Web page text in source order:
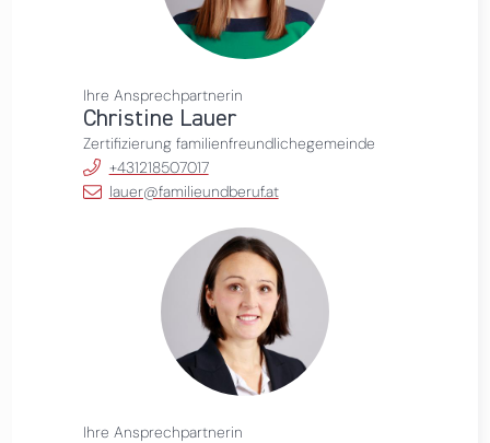
Ihre Ansprechpartnerin
Christine Lauer
Zertifizierung familienfreundlichegemeinde
+431218507017
lauer@familieundberuf.at
Ihre Ansprechpartnerin